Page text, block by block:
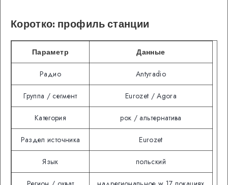
Коротко: профиль станции
Параметр Данные
Радио Antyradio
Группа / сегмент Eurozet / Agora
Категория рок / альтернатива
Раздел источника Eurozet
Язык польский